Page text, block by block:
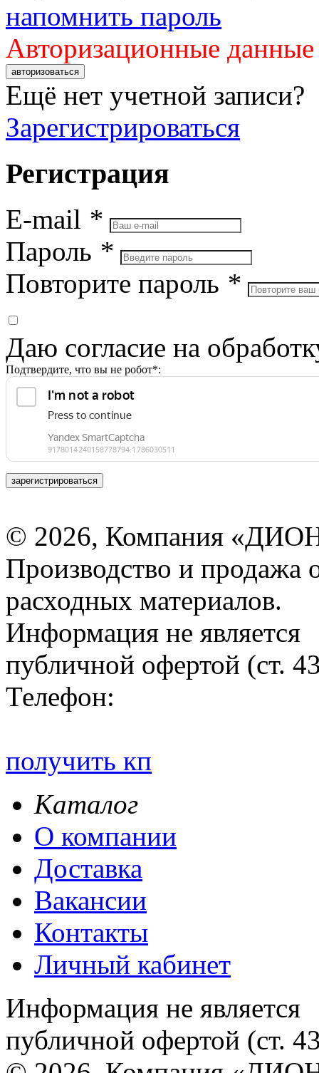
напомнить пароль
Авторизационные
авторизоваться
Ещё нет учетной записи?
Зарегистрироваться
Регистрация
E-mail *
Пароль *
Повторите пароль *
Даю согласие на
Подтвердите, что вы не робот*:
зарегистрироваться
© 2026, Компания
Производство и продажа
расходных материалов.
Информация не является
публичной офертой (ст.
Телефон:
получить кп
Каталог
О компании
Доставка
Вакансии
Контакты
Личный кабинет
Информация не является
публичной офертой (ст.